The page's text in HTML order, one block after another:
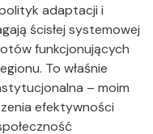
adaptacji i
ścisłej systemowej
funkcjonujących
To właśnie
– moim
efektywności